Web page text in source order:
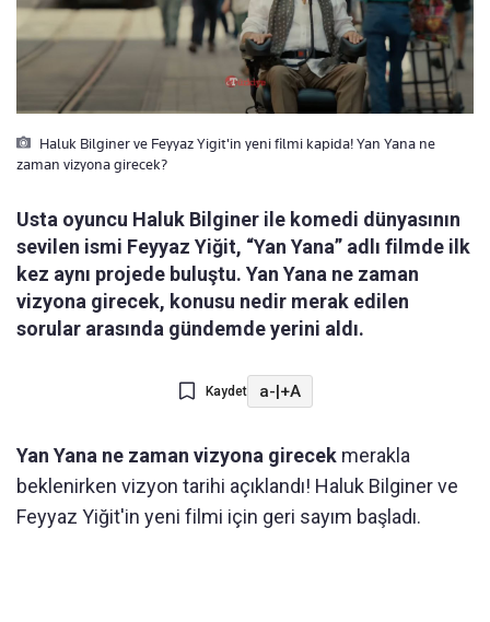
Haluk Bilginer ve Feyyaz Yigit'in yeni filmi kapida! Yan Yana ne
zaman vizyona girecek?
Usta oyuncu Haluk Bilginer ile komedi dünyasının
sevilen ismi Feyyaz Yiğit, “Yan Yana” adlı filmde ilk
kez aynı projede buluştu. Yan Yana ne zaman
vizyona girecek, konusu nedir merak edilen
sorular arasında gündemde yerini aldı.
Kaydet a-|+A
Yan Yana ne zaman vizyona girecek merakla
beklenirken vizyon tarihi açıklandı! Haluk Bilginer ve
Feyyaz Yiğit'in yeni filmi için geri sayım başladı.